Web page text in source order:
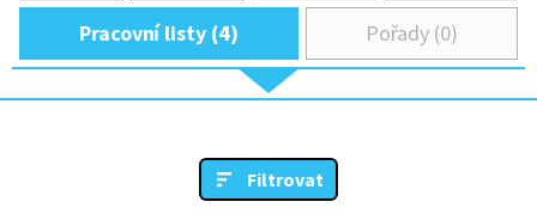
Pracovní listy (4) Pořady (0)
Filtrovat